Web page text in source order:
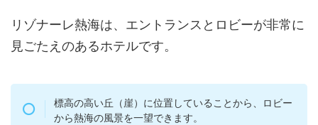
リゾナーレ熱海は、エントランスとロビーが非常に
見ごたえのあるホテルです。
標高の高い丘（崖）に位置していることから、ロビー
から熱海の風景を一望できます。